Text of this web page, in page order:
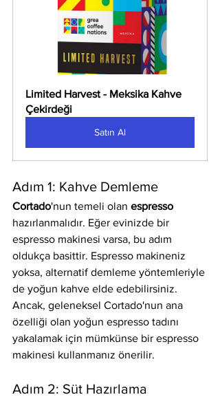
Limited Harvest - Meksika Kahve
Çekirdeği
Satın Al
Adım 1: Kahve Demleme
Cortado'nun temeli olan espresso
hazırlanmalıdır. Eğer evinizde bir
espresso makinesi varsa, bu adım
oldukça basittir. Espresso makineniz
yoksa, alternatif demleme yöntemleriyle
de yoğun kahve elde edebilirsiniz.
Ancak, geleneksel Cortado'nun ana
özelliği olan yoğun espresso tadını
yakalamak için mümkünse bir espresso
makinesi kullanmanız önerilir.
Adım 2: Süt Hazırlama